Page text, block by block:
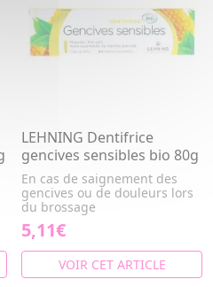
LEHNING Dentifrice
gencives sensibles bio 80g
En cas de saignement des
gencives ou de douleurs lors
du brossage
5,11€
VOIR CET ARTICLE